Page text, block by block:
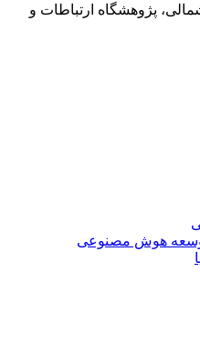
پژوهشگاه ارتباطات و
هوش مصنوعی